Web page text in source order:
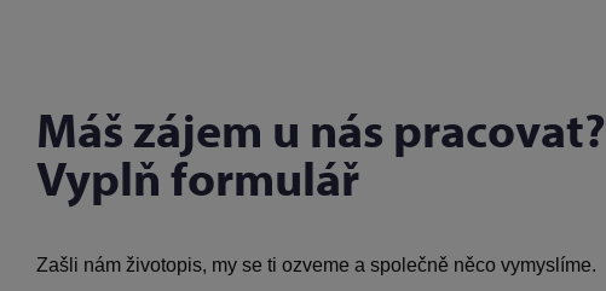
Máš zájem u nás pracovat?
Vyplň formulář
Zašli nám životopis, my se ti ozveme a společně něco vymyslíme.